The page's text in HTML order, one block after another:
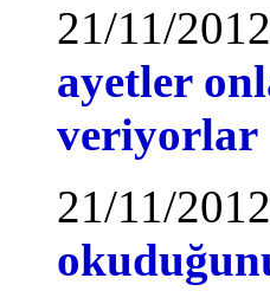
21/11/
ayetler
veriyorlar
21/11/